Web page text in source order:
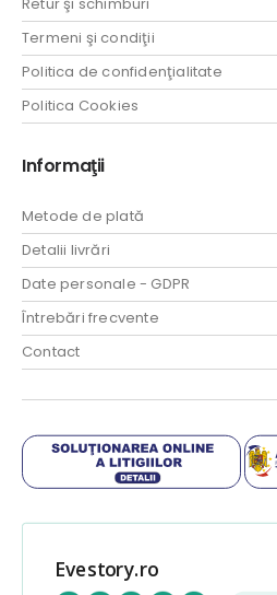
Retur şi schimburi
Termeni şi condiţii
Politica de confidenţialitate
Politica Cookies
Informaţii
Metode de plată
Detalii livrări
Date personale - GDPR
Întrebări frecvente
Contact
Evestory.ro